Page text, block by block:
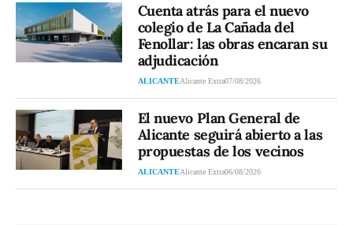
Cuenta atrás para el nuevo
colegio de La Cañada del
Fenollar: las obras encaran su
adjudicación
ALICANTEAlicante Extra07/08/2026
El nuevo Plan General de
Alicante seguirá abierto a las
propuestas de los vecinos
ALICANTEAlicante Extra06/08/2026